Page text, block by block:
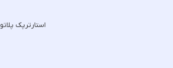
استارترپک پلاتو